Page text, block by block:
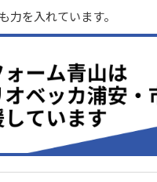
を入れています。